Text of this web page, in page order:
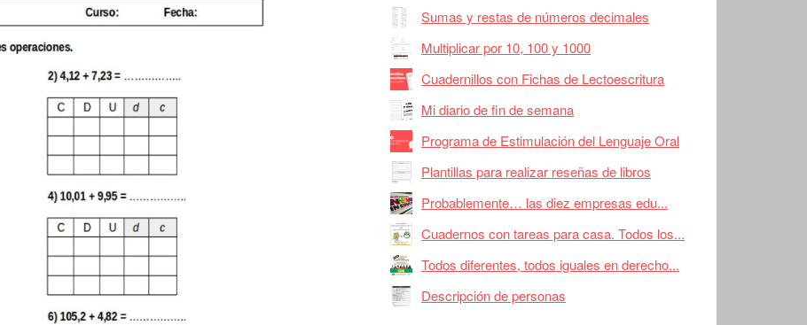
Sumas y restas de números decimales
Multiplicar por 10, 100 y 1000
Cuadernillos con Fichas de Lectoescritura
Mi diario de fin de semana
Programa de Estimulación del Lenguaje Oral
Plantillas para realizar reseñas de libros
Probablemente… las diez empresas edu...
Cuadernos con tareas para casa. Todos los...
Todos diferentes, todos iguales en derecho...
Descripción de personas